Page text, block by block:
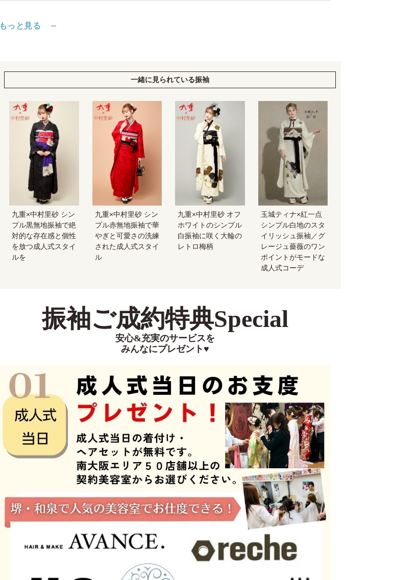
もっと見る
一緒に見られている振袖
九重×中村里砂 シン
プル黒無地振袖で絶
対的な存在感と個性
を放つ成人式スタイ
ルを
九重×中村里砂 シン
プル赤無地振袖で華
やぎと可愛さの洗練
された成人式スタイ
ル
九重×中村里砂 オフ
ホワイトのシンプル
白振袖に咲く大輪の
レトロ梅柄
玉城ティナ×紅一点
シンプル白地のスタ
イリッシュ振袖／グ
レージュ薔薇のワン
ポイントがモードな
成人式コーデ
振袖ご成約特典Special
安心&充実のサービスを
みんなにプレゼント♥